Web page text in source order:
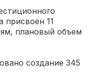
присвоен 11
плановый объем
создание 345